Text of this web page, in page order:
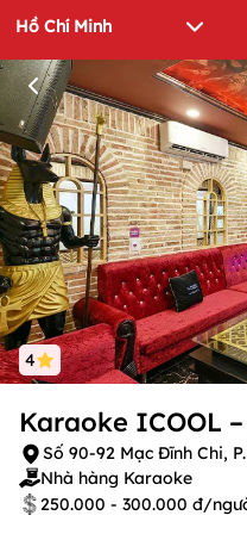
4
Karaoke ICOOL
Số 90-92 Mạc Đĩnh Chi,
Nhà hàng Karaoke
250.000 - 300.000 đ/